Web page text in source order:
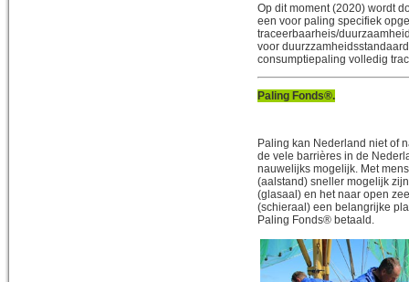
Op dit moment (2020) wordt
een voor paling specifiek
traceerbaarheis/
voor
consumptiepaling volledig
Paling Fonds®.
Paling kan Nederland niet of
de vele barrières in de
nauwelijks mogelijk. Met
(aalstand) sneller mogelijk
(glasaal) en het naar open
(schieraal) een belangrijke
Paling Fonds® betaald.